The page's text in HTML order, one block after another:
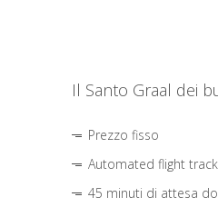
Il Santo Graal dei
Prezzo fisso
Automated flight
45 minuti di attesa